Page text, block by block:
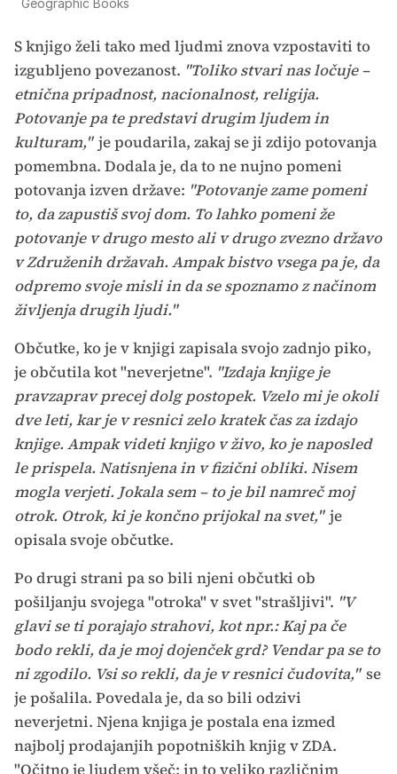
S knjigo želi tako med ljudmi znova vzpostaviti to
izgubljeno povezanost. "Toliko stvari nas ločuje –
etnična pripadnost, nacionalnost, religija.
Potovanje pa te predstavi drugim ljudem in
kulturam," je poudarila, zakaj se ji zdijo potovanja
pomembna. Dodala je, da to ne nujno pomeni
potovanja izven države: "Potovanje zame pomeni
to, da zapustiš svoj dom. To lahko pomeni že
potovanje v drugo mesto ali v drugo zvezno državo
v Združenih državah. Ampak bistvo vsega pa je, da
odpremo svoje misli in da se spoznamo z načinom
življenja drugih ljudi."
Občutke, ko je v knjigi zapisala svojo zadnjo piko,
je občutila kot "neverjetne". "Izdaja knjige je
pravzaprav precej dolg postopek. Vzelo mi je okoli
dve leti, kar je v resnici zelo kratek čas za izdajo
knjige. Ampak videti knjigo v živo, ko je naposled
le prispela. Natisnjena in v fizični obliki. Nisem
mogla verjeti. Jokala sem – to je bil namreč moj
otrok. Otrok, ki je končno prijokal na svet," je
opisala svoje občutke.
Po drugi strani pa so bili njeni občutki ob
pošiljanju svojega "otroka" v svet "strašljivi". "V
glavi se ti porajajo strahovi, kot npr.: Kaj pa če
bodo rekli, da je moj dojenček grd? Vendar pa se to
ni zgodilo. Vsi so rekli, da je v resnici čudovita," se
je pošalila. Povedala je, da so bili odzivi
neverjetni. Njena knjiga je postala ena izmed
najbolj prodajanjih popotniških knjig v ZDA.
"Očitno je ljudem všeč; in to veliko različnim